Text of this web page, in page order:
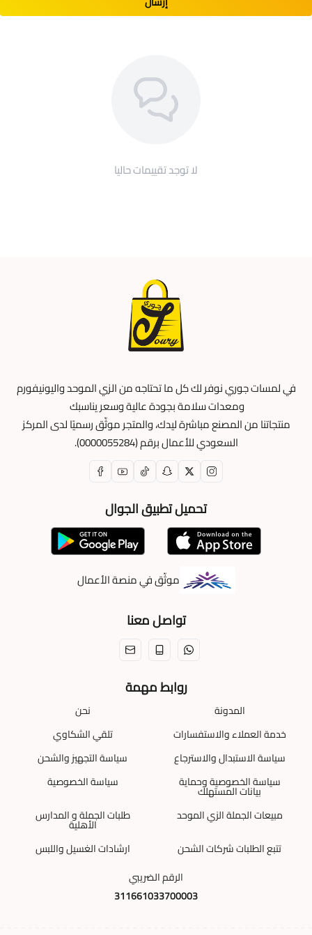
لا توجد تقييمات حاليا
في لمسات جوري نوفر لك كل ما تحتاجه من الزي الموحد واليونيفورم
ومعدات سلامة بجودة عالية وسعر يناسبك
منتجاتنا من المصنع مباشرة ليدك، والمتجر موثّق رسميًا لدى المركز
السعودي للأعمال برقم (0000055284).
تحميل تطبيق الجوال
موثّق في منصة الأعمال
تواصل معنا
روابط مهمة
المدونة
نحن
خدمة العملاء والاستفسارات
تلقي الشكاوي
سياسة الاستبدال والاسترجاع
سياسة التجهيز والشحن
سياسة الخصوصية وحماية
بيانات المستهلك
سياسة الخصوصية
مبيعات الجملة الزي الموحد
طلبات الجملة و المدارس
الأهلية
تتبع الطلبات شركات الشحن
ارشادات الغسيل واللبس
الرقم الضريبي
311661033700003